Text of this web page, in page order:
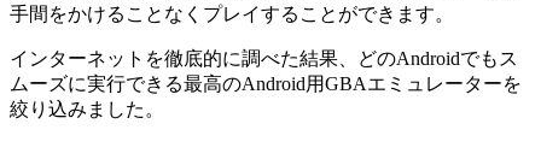
手間をかけることなくプレイすることができます。
インターネットを徹底的に調べた結果、どのAndroidでもス
ムーズに実行できる最高のAndroid用GBAエミュレーターを
絞り込みました。